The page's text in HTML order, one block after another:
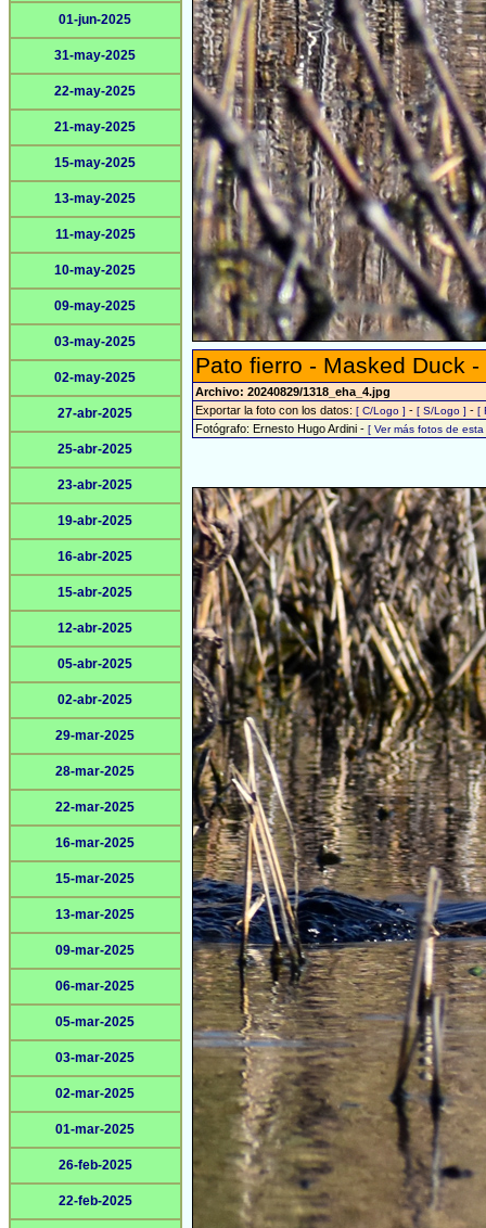
01-jun-2025
31-may-2025
22-may-2025
21-may-2025
15-may-2025
13-may-2025
11-may-2025
10-may-2025
09-may-2025
03-may-2025
02-may-2025
27-abr-2025
25-abr-2025
23-abr-2025
19-abr-2025
16-abr-2025
15-abr-2025
12-abr-2025
05-abr-2025
02-abr-2025
29-mar-2025
28-mar-2025
22-mar-2025
16-mar-2025
15-mar-2025
13-mar-2025
09-mar-2025
06-mar-2025
05-mar-2025
03-mar-2025
02-mar-2025
01-mar-2025
26-feb-2025
22-feb-2025
Pato fierro - Masked Duck -
Archivo: 20240829/1318_eha_4.jpg
Exportar la foto con los datos: [ C/Logo ] - [ S/Logo ] - [
Fotógrafo: Ernesto Hugo Ardini - [ Ver más fotos de